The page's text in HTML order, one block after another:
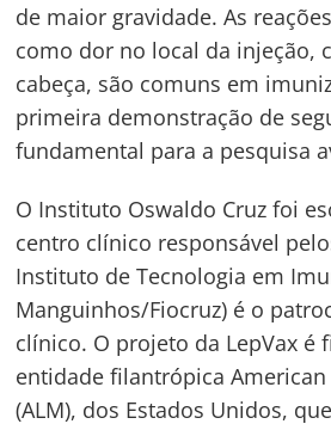
de maior gravidade. As
como dor no local da injeção,
cabeça, são comuns em
primeira demonstração de
fundamental para a pesquisa
O Instituto Oswaldo Cruz foi
centro clínico responsável
Instituto de Tecnologia em
Manguinhos/Fiocruz) é o
clínico. O projeto da LepVax é
entidade filantrópica
(ALM), dos Estados Unidos,